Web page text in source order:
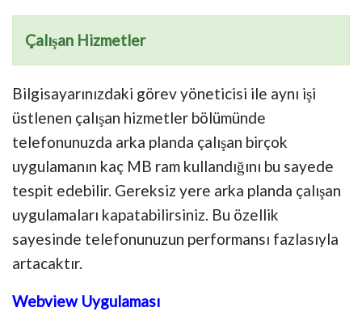
Çalışan Hizmetler
Bilgisayarınızdaki görev yöneticisi ile aynı işi
üstlenen çalışan hizmetler bölümünde
telefonunuzda arka planda çalışan birçok
uygulamanın kaç MB ram kullandığını bu sayede
tespit edebilir. Gereksiz yere arka planda çalışan
uygulamaları kapatabilirsiniz. Bu özellik
sayesinde telefonunuzun performansı fazlasıyla
artacaktır.
Webview Uygulaması